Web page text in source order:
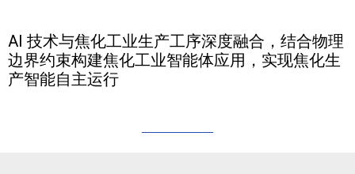
AI 技术与焦化工业生产工序深度融合，结合物理
边界约束构建焦化工业智能体应用，实现焦化生
产智能自主运行